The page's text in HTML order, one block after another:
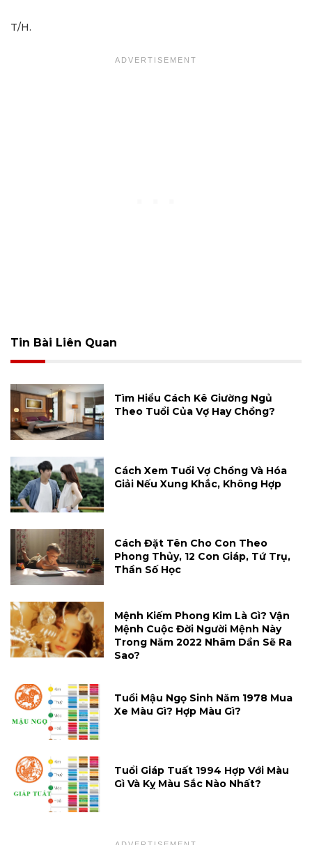
T/H.
Tin Bài Liên Quan
Tìm Hiểu Cách Kê Giường Ngủ
Theo Tuổi Của Vợ Hay Chồng?
Cách Xem Tuổi Vợ Chồng Và Hóa
Giải Nếu Xung Khắc, Không Hợp
Cách Đặt Tên Cho Con Theo
Phong Thủy, 12 Con Giáp, Tứ Trụ,
Thần Số Học
Mệnh Kiếm Phong Kim Là Gì? Vận
Mệnh Cuộc Đời Người Mệnh Này
Trong Năm 2022 Nhâm Dần Sẽ Ra
Sao?
Tuổi Mậu Ngọ Sinh Năm 1978 Mua
Xe Màu Gì? Hợp Màu Gì?
Tuổi Giáp Tuất 1994 Hợp Với Màu
Gì Và Kỵ Màu Sắc Nào Nhất?